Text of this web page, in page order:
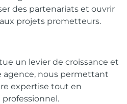
des partenariats et ouvrir
projets prometteurs.
un levier de croissance et
nous permettant
expertise tout en